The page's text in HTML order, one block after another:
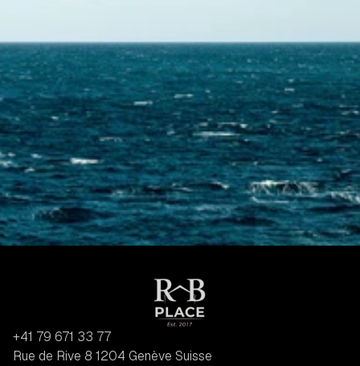
+41 79 671 33 77
Rue de Rive 8 1204 Genève Suisse